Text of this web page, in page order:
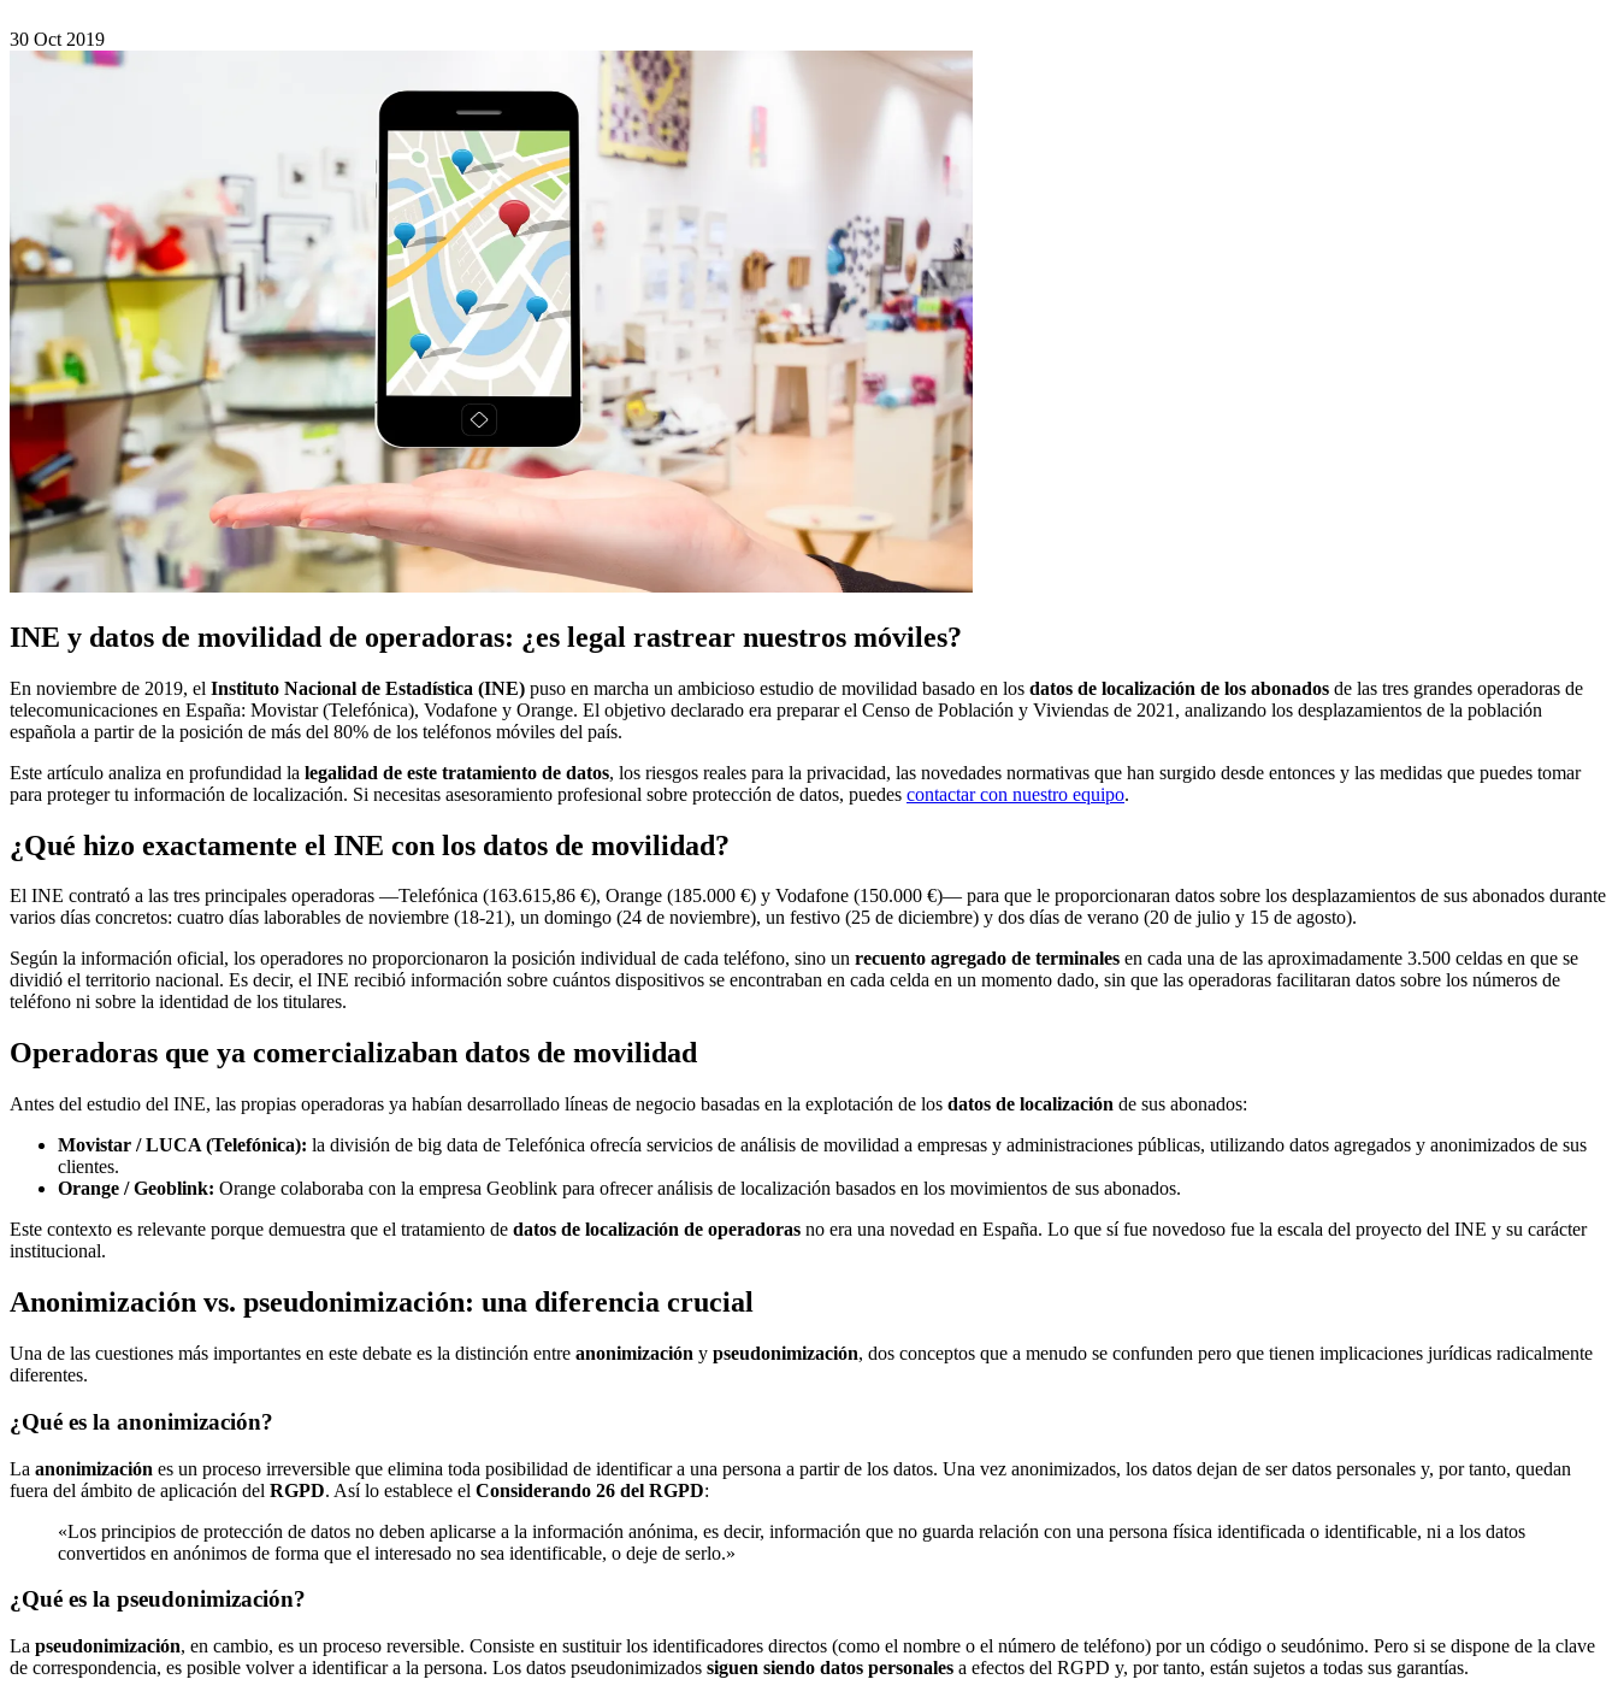
30 Oct 2019
INE y datos de movilidad de operadoras: ¿es legal rastrear nuestros móviles?
En noviembre de 2019, el Instituto Nacional de Estadística (INE) puso en marcha un ambicioso estudio de movilidad basado en los datos de localización de los abonados de las tres grandes operadoras de
telecomunicaciones en España: Movistar (Telefónica), Vodafone y Orange. El objetivo declarado era preparar el Censo de Población y Viviendas de 2021, analizando los desplazamientos de la población
española a partir de la posición de más del 80% de los teléfonos móviles del país.
Este artículo analiza en profundidad la legalidad de este tratamiento de datos, los riesgos reales para la privacidad, las novedades normativas que han surgido desde entonces y las medidas que puedes tomar
para proteger tu información de localización. Si necesitas asesoramiento profesional sobre protección de datos, puedes contactar con nuestro equipo.
¿Qué hizo exactamente el INE con los datos de movilidad?
El INE contrató a las tres principales operadoras —Telefónica (163.615,86 €), Orange (185.000 €) y Vodafone (150.000 €)— para que le proporcionaran datos sobre los desplazamientos de sus abonados durante
varios días concretos: cuatro días laborables de noviembre (18-21), un domingo (24 de noviembre), un festivo (25 de diciembre) y dos días de verano (20 de julio y 15 de agosto).
Según la información oficial, los operadores no proporcionaron la posición individual de cada teléfono, sino un recuento agregado de terminales en cada una de las aproximadamente 3.500 celdas en que se
dividió el territorio nacional. Es decir, el INE recibió información sobre cuántos dispositivos se encontraban en cada celda en un momento dado, sin que las operadoras facilitaran datos sobre los números de
teléfono ni sobre la identidad de los titulares.
Operadoras que ya comercializaban datos de movilidad
Antes del estudio del INE, las propias operadoras ya habían desarrollado líneas de negocio basadas en la explotación de los datos de localización de sus abonados:
Movistar / LUCA (Telefónica): la división de big data de Telefónica ofrecía servicios de análisis de movilidad a empresas y administraciones públicas, utilizando datos agregados y anonimizados de sus
clientes.
Orange / Geoblink: Orange colaboraba con la empresa Geoblink para ofrecer análisis de localización basados en los movimientos de sus abonados.
Este contexto es relevante porque demuestra que el tratamiento de datos de localización de operadoras no era una novedad en España. Lo que sí fue novedoso fue la escala del proyecto del INE y su carácter
institucional.
Anonimización vs. pseudonimización: una diferencia crucial
Una de las cuestiones más importantes en este debate es la distinción entre anonimización y pseudonimización, dos conceptos que a menudo se confunden pero que tienen implicaciones jurídicas radicalmente
diferentes.
¿Qué es la anonimización?
La anonimización es un proceso irreversible que elimina toda posibilidad de identificar a una persona a partir de los datos. Una vez anonimizados, los datos dejan de ser datos personales y, por tanto, quedan
fuera del ámbito de aplicación del RGPD. Así lo establece el Considerando 26 del RGPD:
«Los principios de protección de datos no deben aplicarse a la información anónima, es decir, información que no guarda relación con una persona física identificada o identificable, ni a los datos
convertidos en anónimos de forma que el interesado no sea identificable, o deje de serlo.»
¿Qué es la pseudonimización?
La pseudonimización, en cambio, es un proceso reversible. Consiste en sustituir los identificadores directos (como el nombre o el número de teléfono) por un código o seudónimo. Pero si se dispone de la clave
de correspondencia, es posible volver a identificar a la persona. Los datos pseudonimizados siguen siendo datos personales a efectos del RGPD y, por tanto, están sujetos a todas sus garantías.